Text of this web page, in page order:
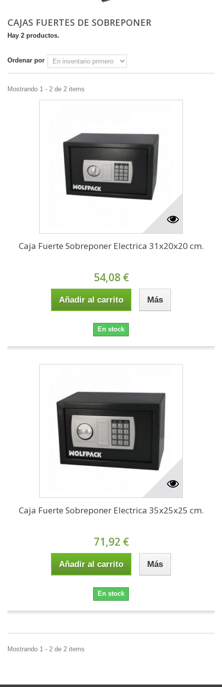
CAJAS FUERTES DE SOBREPONER
Hay 2 productos.
Ordenar por
Mostrando 1 - 2 de 2 items
Caja Fuerte Sobreponer Electrica 31x20x20 cm.
54,08 €
Añadir al carrito Más
En stock
Caja Fuerte Sobreponer Electrica 35x25x25 cm.
71,92 €
Añadir al carrito Más
En stock
Mostrando 1 - 2 de 2 items